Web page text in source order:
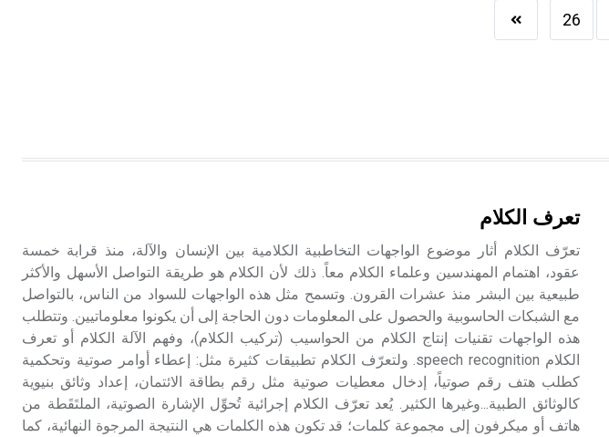
26
تعرف الكلام
تعرّف الكلام أثار موضوع الواجهات التخاطبية الكلامية بين الإنسان والآلة، منذ قرابة خمسة
عقود، اهتمام المهندسين وعلماء الكلام معاً. ذلك لأن الكلام هو طريقة التواصل الأسهل والأكثر
طبيعية بين البشر منذ عشرات القرون. وتسمح مثل هذه الواجهات للسواد من الناس، بالتواصل
مع الشبكات الحاسوبية والحصول على المعلومات دون الحاجة إلى أن يكونوا معلوماتيين. وتتطلب
هذه الواجهات تقنيات إنتاج الكلام من الحواسيب (تركيب الكلام)، وفهم الآلة الكلام أو تعرف
الكلام speech recognition. ولتعرّف الكلام تطبيقات كثيرة مثل: إعطاء أوامر صوتية وتحكمية
كطلب هتف رقم صوتياً، إدخال معطيات صوتية مثل رقم بطاقة الائتمان، إعداد وثائق بنيوية
كالوثائق الطبية...وغيرها الكثير. يُعد تعرّف الكلام إجرائية تُحوِّل الإشارة الصوتية، الملتَقَطة من
هاتف أو ميكرفون إلى مجموعة كلمات؛ قد تكون هذه الكلمات هي النتيجة المرجوة النهائية، كما